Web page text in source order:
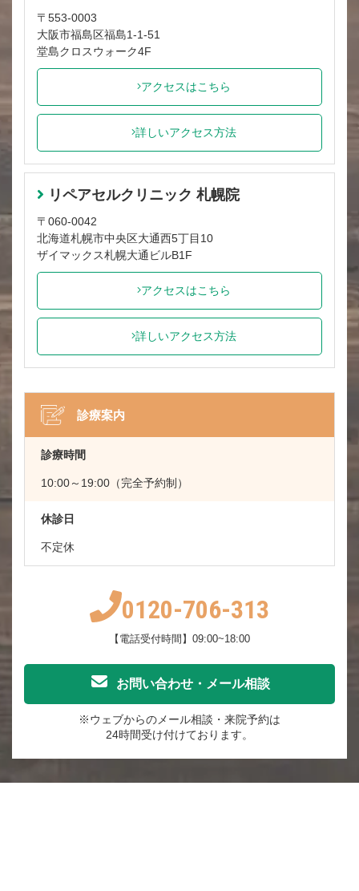
〒553-0003
大阪市福島区福島1-1-51
堂島クロスウォーク4F
アクセスはこちら
詳しいアクセス方法
リペアセルクリニック 札幌院
〒060-0042
北海道札幌市中央区大通西5丁目10
ザイマックス札幌大通ビルB1F
アクセスはこちら
詳しいアクセス方法
診療案内
診療時間
10:00～19:00（完全予約制）
休診日
不定休
0120-706-313
【電話受付時間】09:00~18:00
お問い合わせ・メール相談
※ウェブからのメール相談・来院予約は
24時間受け付けております。